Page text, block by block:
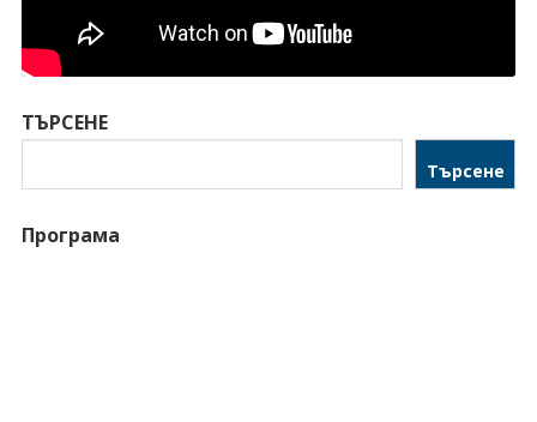
ТЪРСЕНЕ
Търсене
Програма